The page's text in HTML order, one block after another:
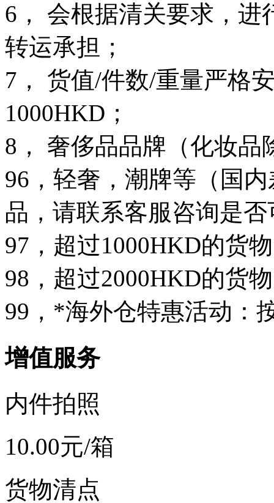
6， 会根据清关要求，
转运承担；
7， 货值/件数/重量严格
1000HKD；
8， 奢侈品品牌（化妆品
96，轻奢，潮牌等（国
品，请联系客服咨询是
97，超过1000HKD的货
98，超过2000HKD的货
99，*海外仓特惠活动：
增值服务
内件拍照
10.00元/箱
货物清点